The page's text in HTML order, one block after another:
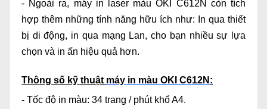
- Ngoài ra, máy in laser màu OKI C612N còn tích
hợp thêm những tính năng hữu ích như: In qua thiết
bị di động, in qua mạng Lan, cho bạn nhiều sự lựa
chọn và in ấn hiệu quả hơn.
Thông số kỹ thuật máy in màu OKI C612N :
- Tốc độ in màu: 34 trang / phút khổ A4.